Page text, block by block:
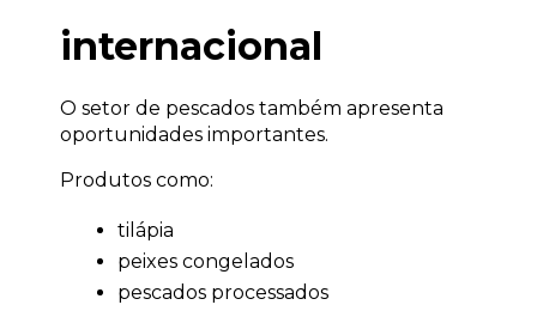
internacional
O setor de pescados também apresenta
oportunidades importantes.
Produtos como:
tilápia
peixes congelados
pescados processados